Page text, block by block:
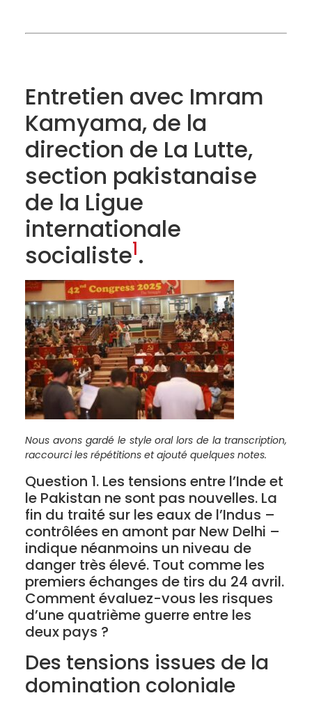
Entretien avec Imram
Kamyama, de la
direction de La Lutte,
section pakistanaise
de la Ligue
internationale
socialiste1.
Nous avons gardé le style oral lors de la transcription,
raccourci les répétitions et ajouté quelques notes.
Question 1. Les tensions entre l’Inde et
le Pakistan ne sont pas nouvelles. La
fin du traité sur les eaux de l’Indus –
contrôlées en amont par New Delhi –
indique néanmoins un niveau de
danger très élevé. Tout comme les
premiers échanges de tirs du 24 avril.
Comment évaluez-vous les risques
d’une quatrième guerre entre les
deux pays ?
Des tensions issues de la
domination coloniale